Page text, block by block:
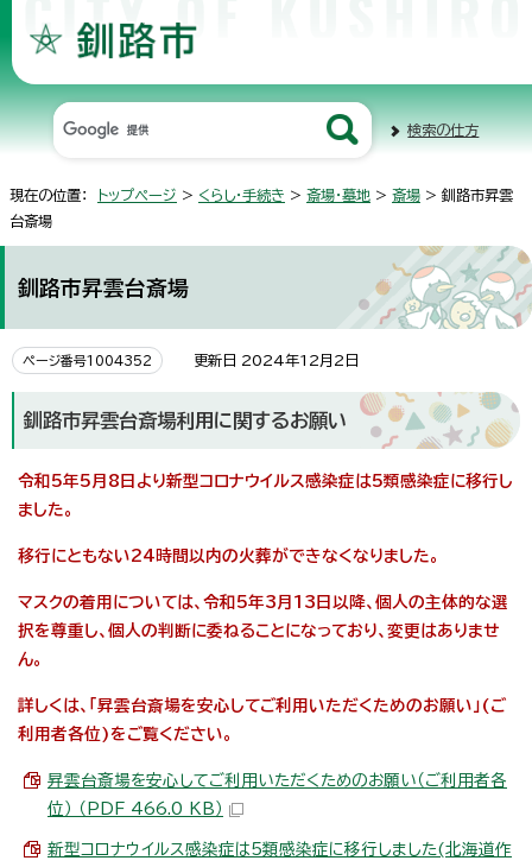
検索の仕方
現在の位置： トップページ > くらし・手続き > 斎場・墓地 > 斎場 > 釧路市昇雲
台斎場
釧路市昇雲台斎場
ページ番号1004352 更新日 2024年12月2日
釧路市昇雲台斎場利用に関するお願い
令和5年5月8日より新型コロナウイルス感染症は5類感染症に移行し
ました。
移行にともない24時間以内の火葬ができなくなりました。
マスクの着用については、令和5年3月13日以降、個人の主体的な選
択を尊重し、個人の判断に委ねることになっており、変更はありませ
ん。
詳しくは、「昇雲台斎場を安心してご利用いただくためのお願い」(ご
利用者各位)をご覧ください。
昇雲台斎場を安心してご利用いただくためのお願い（ご利用者各
位） （PDF 466.0 KB）
新型コロナウイルス感染症は5類感染症に移行しました(北海道作